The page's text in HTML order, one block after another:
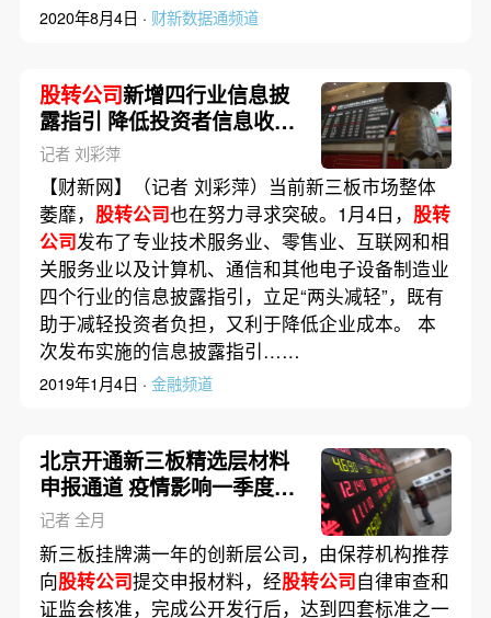
2020年8月4日 · 财新数据通频道
股转公司新增四行业信息披
露指引 降低投资者信息收集
成本
记者 刘彩萍
【财新网】（记者 刘彩萍）当前新三板市场整体
萎靡， 股转公司也在努力寻求突破。1月4日， 股转
公司发布了专业技术服务业、零售业、互联网和相
关服务业以及计算机、通信和其他电子设备制造业
四个行业的信息披露指引，立足“两头减轻”，既有
助于减轻投资者负担，又利于降低企业成本。 本
次发布实施的信息披露指引……
2019年1月4日 · 金融频道
北京开通新三板精选层材料
申报通道 疫情影响一季度业
绩
记者 全月
新三板挂牌满一年的创新层公司，由保荐机构推荐
向股转公司提交申报材料，经股转公司自律审查和
证监会核准，完成公开发行后，达到四套标准之一